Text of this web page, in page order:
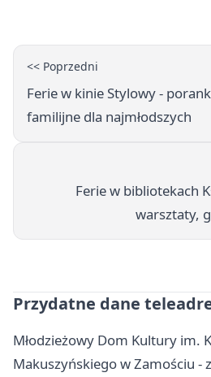
<< Poprzedni
Ferie w kinie Stylowy -
familijne dla najmłodszych
Ferie w bibliotekach
warsztaty,
Przydatne dane
Młodzieżowy Dom Kultury im.
Makuszyńskiego w Zamościu -